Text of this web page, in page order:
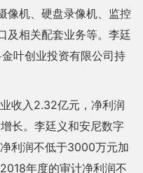
像机、硬盘录像机、监控
及相关配套业务等。李廷
叶创业投资有限公司持
收入2.32亿元，净利润
长。李廷义和安尼数字
利润不低于3000万元加
年度的审计净利润不